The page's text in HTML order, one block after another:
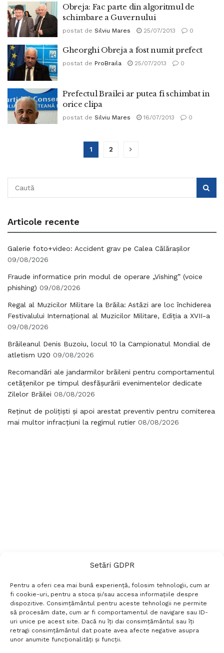
Setări GDPR
Pentru a oferi cea mai bună experiență, folosim tehnologii, cum ar
fi cookie-uri, pentru a stoca și/sau accesa informațiile despre
dispozitive. Consimțământul pentru aceste tehnologii ne permite
să procesăm date, cum ar fi comportamentul de navigare sau ID-
uri unice pe acest site. Dacă nu îți dai consimțământul sau îți
retragi consimțământul dat poate avea afecte negative asupra
unor anumite funcționalități și funcții.
Obreja: Fac parte din algoritmul de
schimbare a Guvernului
postat de Silviu Mares 25/07/2013 0
Gheorghi Obreja a fost numit prefect
postat de ProBraila 25/07/2013 0
Prefectul Brailei ar putea fi schimbat in
orice clipa
postat de Silviu Mares 16/07/2013 0
1 2
Articole recente
Galerie foto+video: Accident grav pe Calea Călărașilor
09/08/2026
Fraude informatice prin modul de operare „Vishing” (voice
phishing) 09/08/2026
Regal al Muzicilor Militare la Brăila: Astăzi are loc închiderea
Festivalului Internațional al Muzicilor Militare, Ediția a XVII-a
09/08/2026
Brăileanul Denis Buzoiu, locul 10 la Campionatul Mondial de
atletism U20 09/08/2026
Recomandări ale jandarmilor brăileni pentru comportamentul
cetățenilor pe timpul desfășurării evenimentelor dedicate
Zilelor Brăilei 08/08/2026
Reținut de polițiști și apoi arestat preventiv pentru comiterea
mai multor infracțiuni la regimul rutier 08/08/2026
Termeni si conditii
Politică de confidențialitate
Politica cookies
Setări GDPR